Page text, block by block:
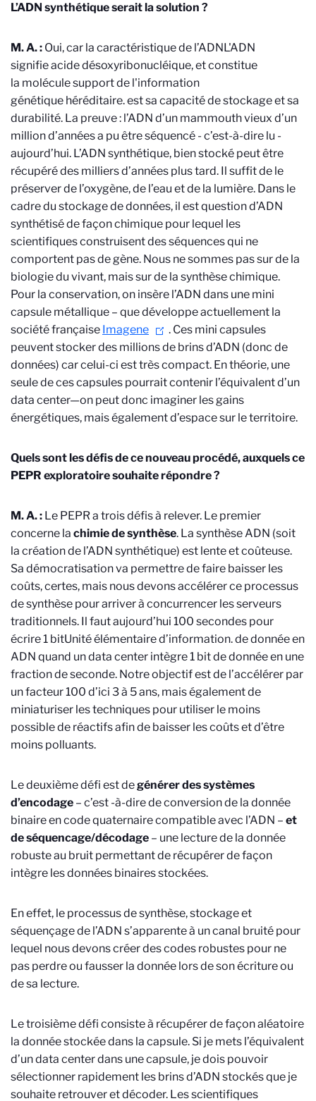
L’ADN synthétique serait la solution ?
M. A. : Oui, car la caractéristique de l’ADNL'ADN
signifie acide désoxyribonucléique, et constitue
la molécule support de l'information
génétique héréditaire.est sa capacité de stockage et sa
durabilité. La preuve : l’ADN d’un mammouth vieux d’un
million d’années a pu être séquencé - c’est-à-dire lu -
aujourd’hui. L’ADN synthétique, bien stocké peut être
récupéré des milliers d’années plus tard. Il suffit de le
préserver de l’oxygène, de l’eau et de la lumière. Dans le
cadre du stockage de données, il est question d’ADN
synthétisé de façon chimique pour lequel les
scientifiques construisent des séquences qui ne
comportent pas de gène. Nous ne sommes pas sur de la
biologie du vivant, mais sur de la synthèse chimique.
Pour la conservation, on insère l’ADN dans une mini
capsule métallique – que développe actuellement la
société française Imagene
. Ces mini capsules
peuvent stocker des millions de brins d’ADN (donc de
données) car celui-ci est très compact. En théorie, une
seule de ces capsules pourrait contenir l’équivalent d’un
data center—on peut donc imaginer les gains
énergétiques, mais également d’espace sur le territoire.
Quels sont les défis de ce nouveau procédé, auxquels ce
PEPR exploratoire souhaite répondre ?
M. A. : Le PEPR a trois défis à relever. Le premier
concerne la chimie de synthèse. La synthèse ADN (soit
la création de l’ADN synthétique) est lente et coûteuse.
Sa démocratisation va permettre de faire baisser les
coûts, certes, mais nous devons accélérer ce processus
de synthèse pour arriver à concurrencer les serveurs
traditionnels. Il faut aujourd’hui 100 secondes pour
écrire 1 bitUnité élémentaire d’information.de donnée en
ADN quand un data center intègre 1 bit de donnée en une
fraction de seconde. Notre objectif est de l’accélérer par
un facteur 100 d’ici 3 à 5 ans, mais également de
miniaturiser les techniques pour utiliser le moins
possible de réactifs afin de baisser les coûts et d’être
moins polluants.
Le deuxième défi est degénérer des systèmes
d’encodage – c’est -à-dire de conversion de la donnée
binaire en code quaternaire compatible avec l’ADN – et
deséquencage/décodage – une lecture de la donnée
robuste au bruit permettant de récupérer de façon
intègre les données binaires stockées.
En effet, le processus de synthèse, stockage et
séquençage de l’ADN s’apparente à un canal bruité pour
lequel nous devons créer des codes robustes pour ne
pas perdre ou fausser la donnée lors de son écriture ou
de sa lecture.
Le troisième défi consiste à récupérer de façon aléatoire
la donnée stockée dans la capsule. Si je mets l’équivalent
d’un data center dans une capsule, je dois pouvoir
sélectionner rapidement les brins d’ADN stockés que je
souhaite retrouver et décoder. Les scientifiques